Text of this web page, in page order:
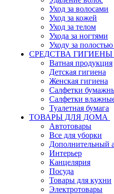
Уход за волосами
Уход за кожей
Уход за телом
Ухода за ногтями
Уходу за полостью
СРЕДСТВА ГИГИЕНЫ
Ватная продукция
Детская гигиена
Женская гигиена
Салфетки
Салфетки
Туалетная бумага
ТОВАРЫ ДЛЯ ДОМА
Автотовары
Все для уборки
Дополнительный
Интерьер
Канцелярия
Посуда
Товары для кухни
Электротовары